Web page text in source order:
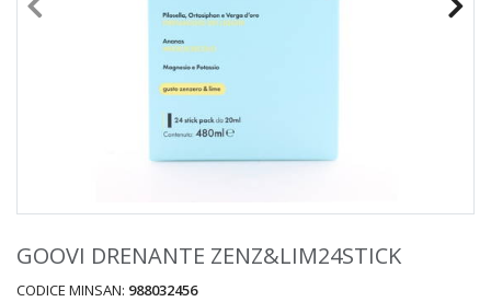
GOOVI DRENANTE ZENZ&LIM24STICK
CODICE MINSAN: 988032456